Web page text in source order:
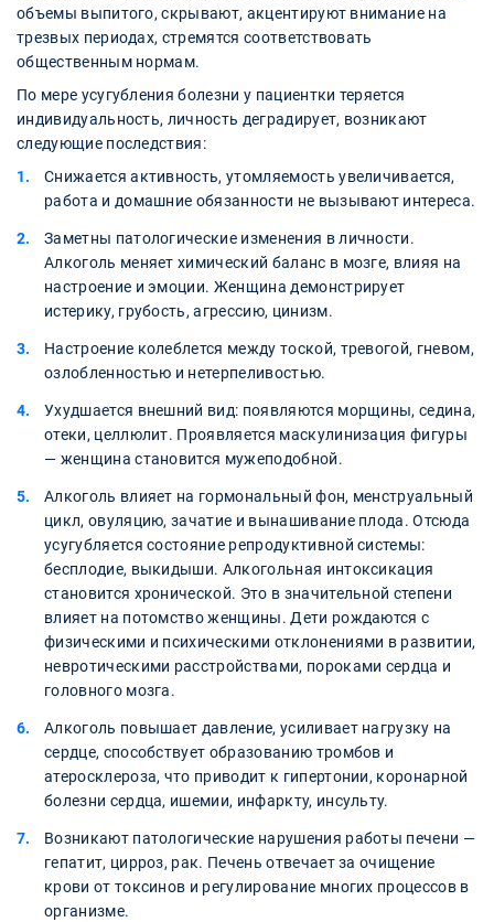
объемы выпитого, скрывают, акцентируют внимание на
трезвых периодах, стремятся соответствовать
общественным нормам.
По мере усугубления болезни у пациентки теряется
индивидуальность, личность деградирует, возникают
следующие последствия:
Снижается активность, утомляемость увеличивается,
работа и домашние обязанности не вызывают интереса.
Заметны патологические изменения в личности.
Алкоголь меняет химический баланс в мозге, влияя на
настроение и эмоции. Женщина демонстрирует
истерику, грубость, агрессию, цинизм.
Настроение колеблется между тоской, тревогой, гневом,
озлобленностью и нетерпеливостью.
Ухудшается внешний вид: появляются морщины, седина,
отеки, целлюлит. Проявляется маскулинизация фигуры
— женщина становится мужеподобной.
Алкоголь влияет на гормональный фон, менструальный
цикл, овуляцию, зачатие и вынашивание плода. Отсюда
усугубляется состояние репродуктивной системы:
бесплодие, выкидыши. Алкогольная интоксикация
становится хронической. Это в значительной степени
влияет на потомство женщины. Дети рождаются с
физическими и психическими отклонениями в развитии,
невротическими расстройствами, пороками сердца и
головного мозга.
Алкоголь повышает давление, усиливает нагрузку на
сердце, способствует образованию тромбов и
атеросклероза, что приводит к гипертонии, коронарной
болезни сердца, ишемии, инфаркту, инсульту.
Возникают патологические нарушения работы печени —
гепатит, цирроз, рак. Печень отвечает за очищение
крови от токсинов и регулирование многих процессов в
организме.